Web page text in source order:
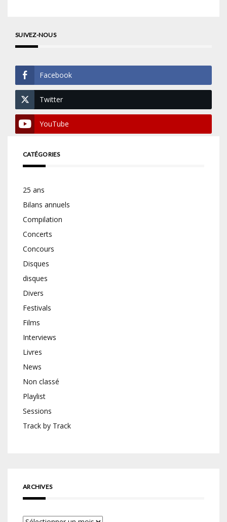
SUIVEZ-NOUS
Facebook
Twitter
YouTube
CATÉGORIES
25 ans
Bilans annuels
Compilation
Concerts
Concours
Disques
disques
Divers
Festivals
Films
Interviews
Livres
News
Non classé
Playlist
Sessions
Track by Track
ARCHIVES